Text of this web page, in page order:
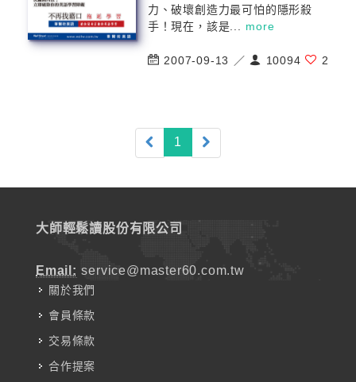
力、破壞創造力最可怕的隱形殺
手！現在，該是... more
2007-09-13 ／ 10094 2
1 (current)
大師輕鬆讀股份有限公司
Email: service@master60.com.tw
關於我們
會員條款
交易條款
合作提案